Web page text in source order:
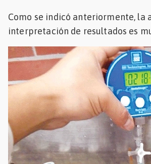
Como se indicó anteriormente,
interpretación de resultados es